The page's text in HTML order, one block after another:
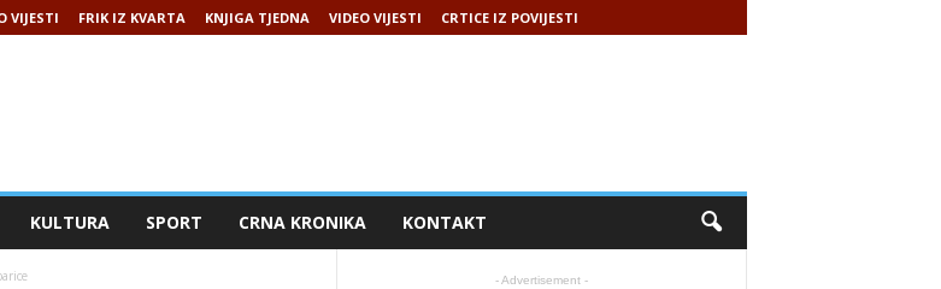
VIJESTI FRIK IZ KVARTA KNJIGA TJEDNA VIDEO VIJESTI CRTICE IZ POVIJESTI
KULTURA SPORT CRNA KRONIKA KONTAKT
- Advertisement -